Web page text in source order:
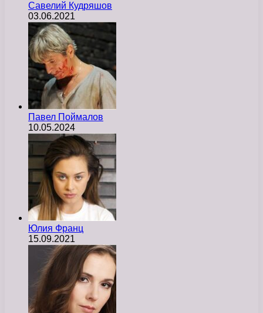
Савелий Кудряшов
03.06.2021
Павел Поймалов
10.05.2024
Юлия Франц
15.09.2021